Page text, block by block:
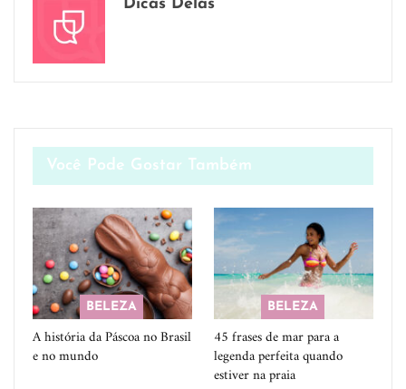
Dicas Delas
Você Pode Gostar Também
BELEZA
A história da Páscoa no Brasil
e no mundo
BELEZA
45 frases de mar para a
legenda perfeita quando
estiver na praia